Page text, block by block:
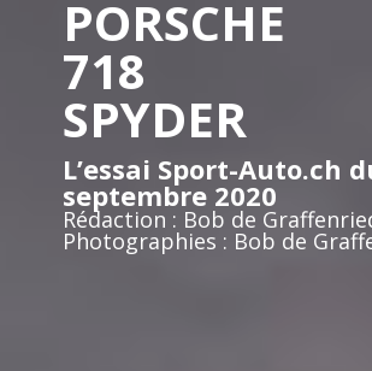
PORSCHE
718
SPYDER
L’essai Sport-Auto.ch
septembre 2020
Rédaction : Bob de
Photographies : Bob de